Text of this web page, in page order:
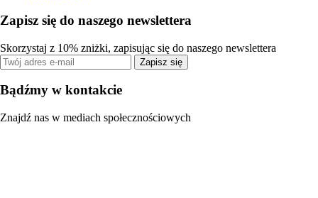
Zapisz się do naszego newslettera
Skorzystaj z 10% zniżki, zapisując się do naszego newslettera
Zapisz się
Bądźmy w kontakcie
Znajdź nas w mediach społecznościowych